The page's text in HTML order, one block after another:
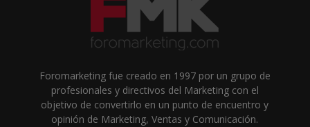
Foromarketing fue creado en 1997 por un grupo de
profesionales y directivos del Marketing con el
objetivo de convertirlo en un punto de encuentro y
opinión de Marketing, Ventas y Comunicación.